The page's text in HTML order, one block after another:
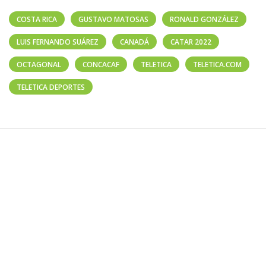
COSTA RICA GUSTAVO MATOSAS RONALD GONZÁLEZ
LUIS FERNANDO SUÁREZ CANADÁ CATAR 2022
OCTAGONAL CONCACAF TELETICA TELETICA.COM
TELETICA DEPORTES